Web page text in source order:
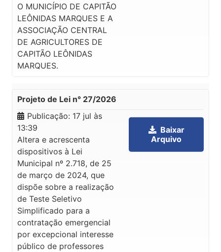
O MUNICÍPIO DE CAPITÃO
LEÔNIDAS MARQUES E A
ASSOCIAÇÃO CENTRAL
DE AGRICULTORES DE
CAPITÃO LEÔNIDAS
MARQUES.
Projeto de Lei n° 27/2026
Publicação: 17 jul às
13:39
Altera e acrescenta
dispositivos à Lei
Municipal nº 2.718, de 25
de março de 2024, que
dispõe sobre a realização
de Teste Seletivo
Simplificado para a
contratação emergencial
por excepcional interesse
público de professores
Baixar
Arquivo